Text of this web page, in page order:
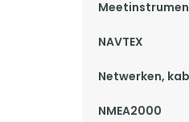
NAVTEX
Netwerken,
NMEA2000